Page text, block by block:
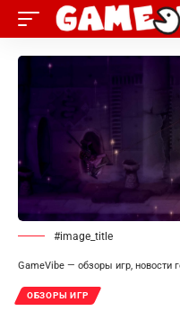
#image_title
GameVibe — обзоры игр, новости
ОБЗОРЫ ИГР